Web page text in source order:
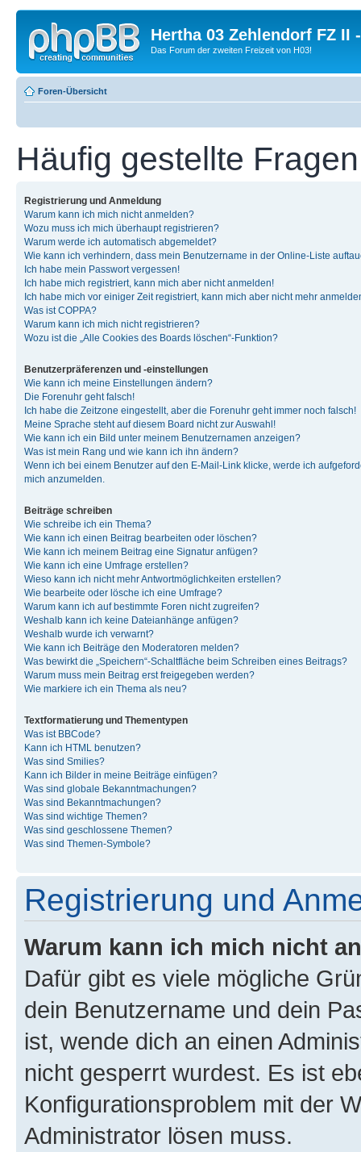
Hertha 03 Zehlendorf FZ II
Das Forum der zweiten Freizeit von H03!
Foren-Übersicht
Häufig gestellte Fragen
Registrierung und Anmeldung
Warum kann ich mich nicht anmelden?
Wozu muss ich mich überhaupt registrieren?
Warum werde ich automatisch abgemeldet?
Wie kann ich verhindern, dass mein Benutzername in der Online-Liste
Ich habe mein Passwort vergessen!
Ich habe mich registriert, kann mich aber nicht anmelden!
Ich habe mich vor einiger Zeit registriert, kann mich aber nicht mehr
Was ist COPPA?
Warum kann ich mich nicht registrieren?
Wozu ist die „Alle Cookies des Boards löschen“-Funktion?
Benutzerpräferenzen und -einstellungen
Wie kann ich meine Einstellungen ändern?
Die Forenuhr geht falsch!
Ich habe die Zeitzone eingestellt, aber die Forenuhr geht immer noch falsch!
Meine Sprache steht auf diesem Board nicht zur Auswahl!
Wie kann ich ein Bild unter meinem Benutzernamen anzeigen?
Was ist mein Rang und wie kann ich ihn ändern?
Wenn ich bei einem Benutzer auf den E-Mail-Link klicke, werde ich
mich anzumelden.
Beiträge schreiben
Wie schreibe ich ein Thema?
Wie kann ich einen Beitrag bearbeiten oder löschen?
Wie kann ich meinem Beitrag eine Signatur anfügen?
Wie kann ich eine Umfrage erstellen?
Wieso kann ich nicht mehr Antwortmöglichkeiten erstellen?
Wie bearbeite oder lösche ich eine Umfrage?
Warum kann ich auf bestimmte Foren nicht zugreifen?
Weshalb kann ich keine Dateianhänge anfügen?
Weshalb wurde ich verwarnt?
Wie kann ich Beiträge den Moderatoren melden?
Was bewirkt die „Speichern“-Schaltfläche beim Schreiben eines Beitrags?
Warum muss mein Beitrag erst freigegeben werden?
Wie markiere ich ein Thema als neu?
Textformatierung und Thementypen
Was ist BBCode?
Kann ich HTML benutzen?
Was sind Smilies?
Kann ich Bilder in meine Beiträge einfügen?
Was sind globale Bekanntmachungen?
Was sind Bekanntmachungen?
Was sind wichtige Themen?
Was sind geschlossene Themen?
Was sind Themen-Symbole?
Registrierung und
Warum kann ich mich nicht
Dafür gibt es viele mögliche
dein Benutzername und dein
ist, wende dich an einen
nicht gesperrt wurdest. Es ist
Konfigurationsproblem mit der
Administrator lösen muss.